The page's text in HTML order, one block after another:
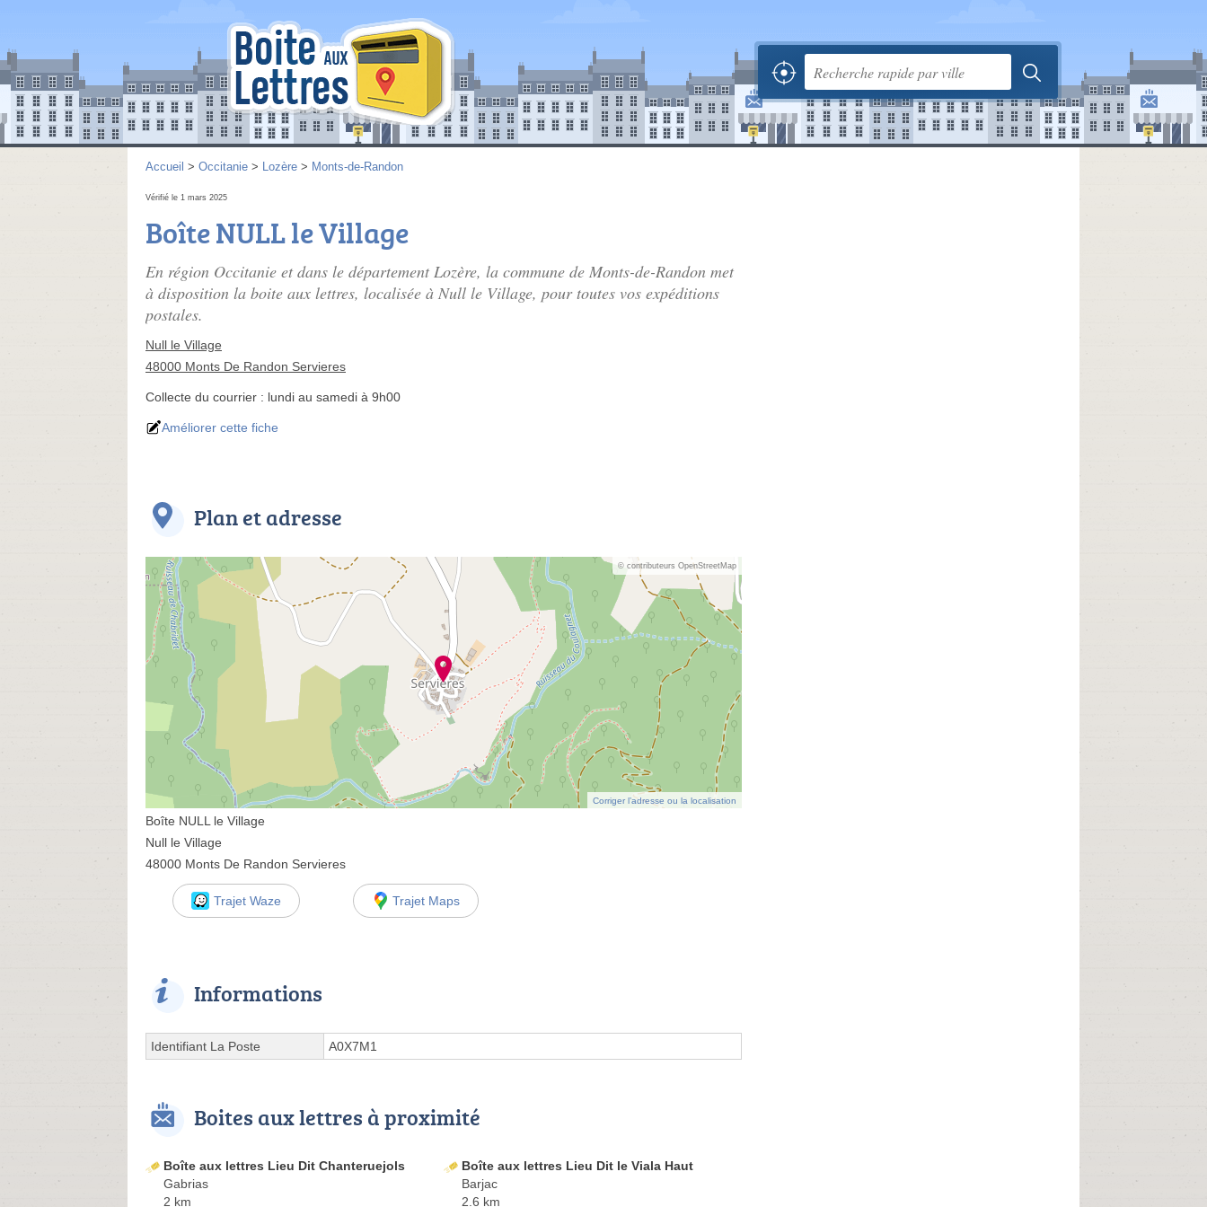
Accueil > Occitanie > Lozère > Monts-de-Randon
Vérifié le 1 mars 2025
Boîte NULL le Village
En région Occitanie et dans le département Lozère, la commune de Monts-de-Randon met
à disposition la boite aux lettres, localisée à Null le Village, pour toutes vos expéditions
postales.
Null le Village
48000 Monts De Randon Servieres
Collecte du courrier : lundi au samedi à 9h00
Améliorer cette fiche
Plan et adresse
© contributeurs OpenStreetMap
Corriger l’adresse ou la localisation
Boîte NULL le Village
Null le Village
48000 Monts De Randon Servieres
Trajet Waze Trajet Maps
Informations
Identifiant La Poste A0X7M1
Boites aux lettres à proximité
Boîte aux lettres Lieu Dit Chanteruejols
Gabrias
2 km
Boîte aux lettres Lieu Dit le Viala Haut
Barjac
2.6 km